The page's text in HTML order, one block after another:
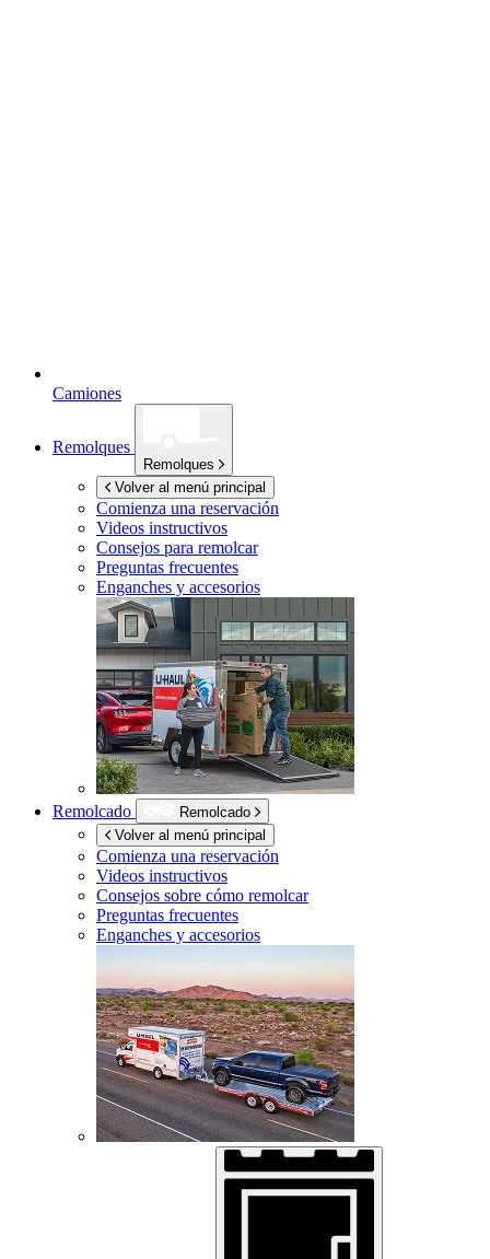
Camiones
Remolques
Remolques
Volver al menú principal
Comienza una reservación
Videos instructivos
Consejos para remolcar
Preguntas frecuentes
Enganches y accesorios
Remolcado
Remolcado
Volver al menú principal
Comienza una reservación
Videos instructivos
Consejos sobre cómo remolcar
Preguntas frecuentes
Enganches y accesorios